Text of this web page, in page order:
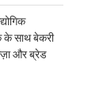
के साथ बेकरी
और ब्रेड